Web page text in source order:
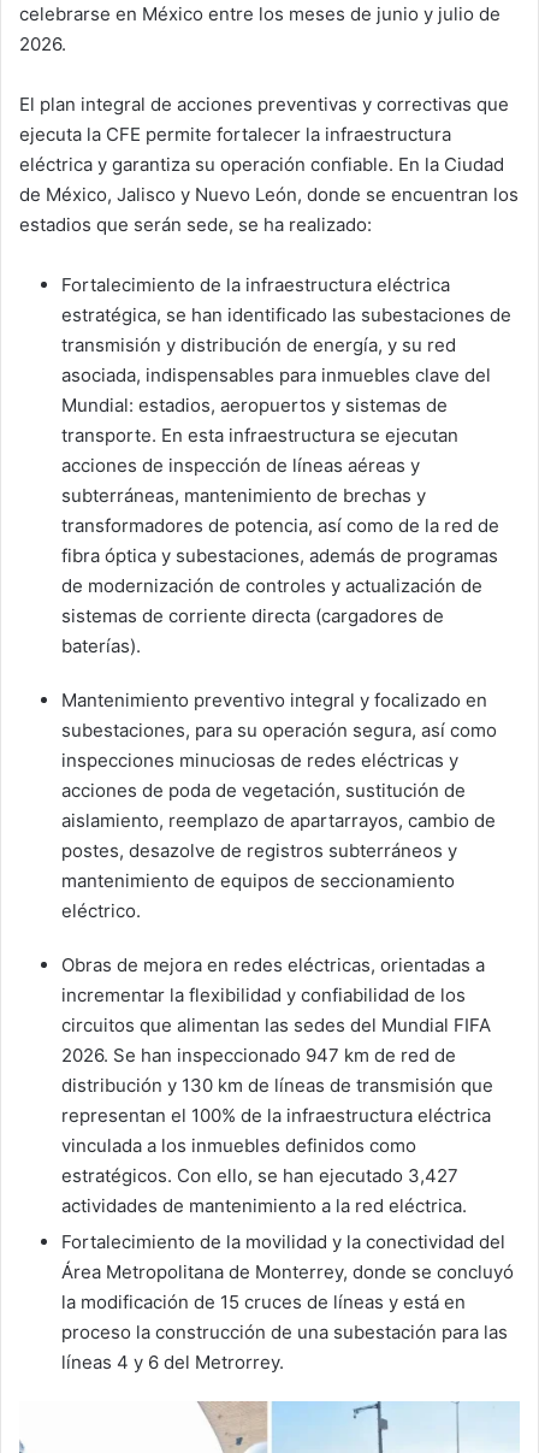
celebrarse en México entre los meses de junio y julio de
2026.
El plan integral de acciones preventivas y correctivas que
ejecuta la CFE permite fortalecer la infraestructura
eléctrica y garantiza su operación confiable. En la Ciudad
de México, Jalisco y Nuevo León, donde se encuentran los
estadios que serán sede, se ha realizado:
Fortalecimiento de la infraestructura eléctrica
estratégica, se han identificado las subestaciones de
transmisión y distribución de energía, y su red
asociada, indispensables para inmuebles clave del
Mundial: estadios, aeropuertos y sistemas de
transporte. En esta infraestructura se ejecutan
acciones de inspección de líneas aéreas y
subterráneas, mantenimiento de brechas y
transformadores de potencia, así como de la red de
fibra óptica y subestaciones, además de programas
de modernización de controles y actualización de
sistemas de corriente directa (cargadores de
baterías).
Mantenimiento preventivo integral y focalizado en
subestaciones, para su operación segura, así como
inspecciones minuciosas de redes eléctricas y
acciones de poda de vegetación, sustitución de
aislamiento, reemplazo de apartarrayos, cambio de
postes, desazolve de registros subterráneos y
mantenimiento de equipos de seccionamiento
eléctrico.
Obras de mejora en redes eléctricas, orientadas a
incrementar la flexibilidad y confiabilidad de los
circuitos que alimentan las sedes del Mundial FIFA
2026. Se han inspeccionado 947 km de red de
distribución y 130 km de líneas de transmisión que
representan el 100% de la infraestructura eléctrica
vinculada a los inmuebles definidos como
estratégicos. Con ello, se han ejecutado 3,427
actividades de mantenimiento a la red eléctrica.
Fortalecimiento de la movilidad y la conectividad del
Área Metropolitana de Monterrey, donde se concluyó
la modificación de 15 cruces de líneas y está en
proceso la construcción de una subestación para las
líneas 4 y 6 del Metrorrey.